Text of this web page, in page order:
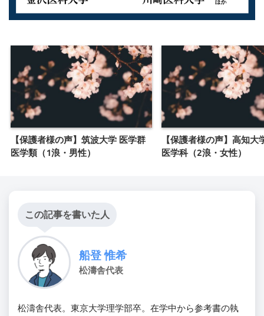
【保護者様の声】筑波大学 医学群
医学類（1浪・男性）
【保護者様の声】高知大
医学科（2浪・女性）
この記事を書いた人
船登 惟希
松濤舎代表
松濤舎代表。東京大学理学部卒。在学中から参考書の執